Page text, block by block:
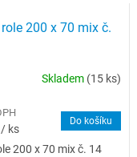
200 x 70 mix č.
Skladem (15 ks)
/ ks
Do košíku
200 x 70 mix č. 14